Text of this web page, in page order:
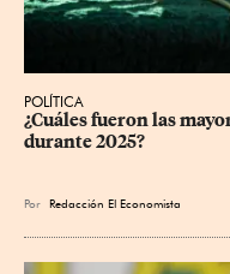
POLÍTICA
¿Cuáles fueron las
durante 2025?
Por Redacción El Economista